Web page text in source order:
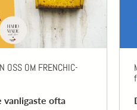
OSS OM FRENCHIC-
vanligaste ofta